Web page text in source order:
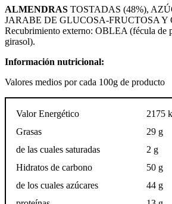
ALMENDRAS TOSTADAS (48%),
JARABE DE GLUCOSA-FRUCTOSA Y
Recubrimiento externo: OBLEA (fécula de
girasol).
Información nutricional:
Valores medios por cada 100g de producto
Valor Energético
2175
Grasas
29 g
de las cuales saturadas
2 g
Hidratos de carbono
50 g
de los cuales azúcares
44 g